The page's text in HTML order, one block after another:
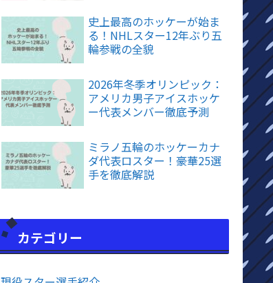
史上最高のホッケーが始ま
る！NHLスター12年ぶり五
輪参戦の全貌
2026年冬季オリンピック：
アメリカ男子アイスホッケ
ー代表メンバー徹底予測
ミラノ五輪のホッケーカナ
ダ代表ロスター！豪華25選
手を徹底解説
カテゴリー